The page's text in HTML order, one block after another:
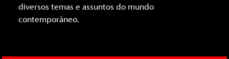
diversos temas e assuntos do mundo
contemporâneo.